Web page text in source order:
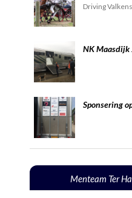
Driving
NK Maasdijk
Sponsering
Menteam Ter